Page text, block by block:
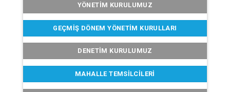
YÖNETİM KURULUMUZ
GEÇMIŞ DÖNEM YÖNETIM KURULLARI
DENETIM KURULUMUZ
MAHALLE TEMSILCILERI